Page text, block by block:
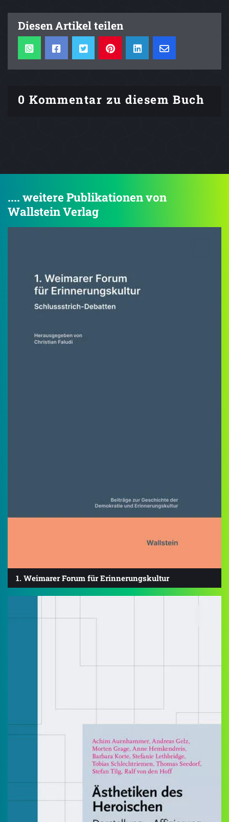
Diesen Artikel teilen
0 Kommentar zu diesem Buch
.... weitere Publikationen von
Wallstein Verlag
1. Weimarer Forum für Erinnerungskultur